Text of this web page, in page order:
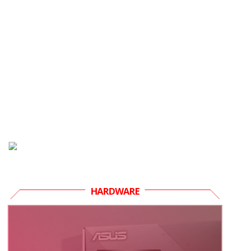
HARDWARE